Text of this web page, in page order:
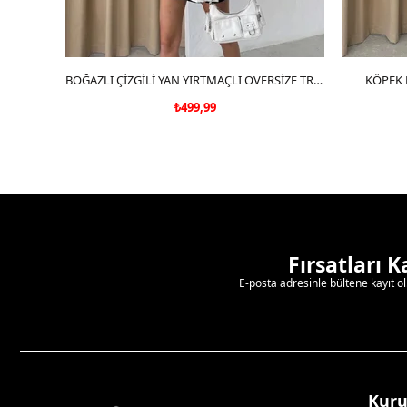
SEPETE EKLE
BOĞAZLI ÇİZGİLİ YAN YIRTMAÇLI OVERSİZE TRİKO KAZAK SİYAH
₺499,99
KÖPEK
Fırsatları
E-posta adresinle bültene kayıt